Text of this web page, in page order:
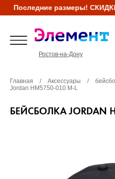
Последние размеры!
Ростов-на-Дону
Главная / Аксессуары /
Jordan HM5750-010 M-L
БЕЙСБОЛКА JORDAN